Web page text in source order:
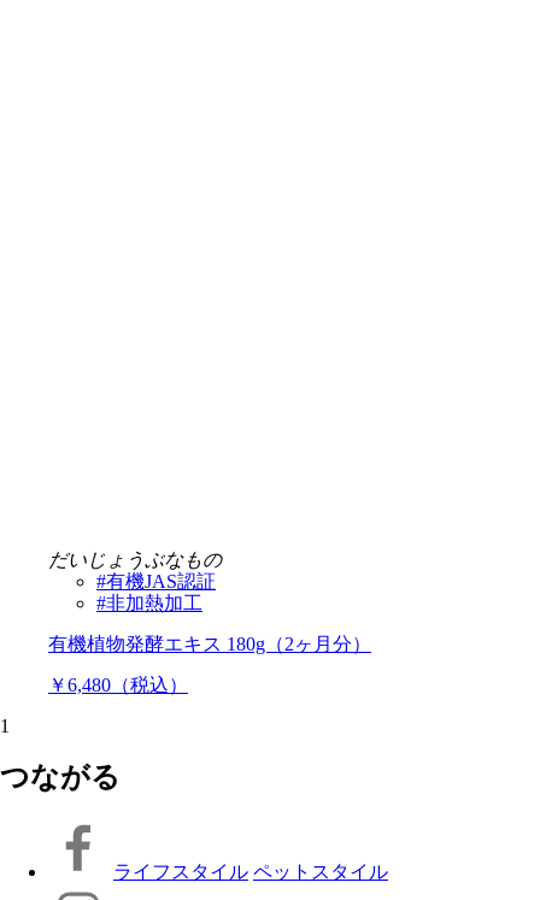
だいじょうぶなもの
#有機JAS認証
#非加熱加工
有機植物発酵エキス 180g（2ヶ月分）
￥6,480（税込）
1
つながる
ライフスタイル ペットスタイル